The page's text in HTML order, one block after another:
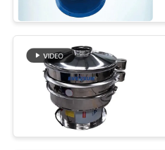
আবেদন
সাইটম্যাপ
গোপনীয়তা
নীতি